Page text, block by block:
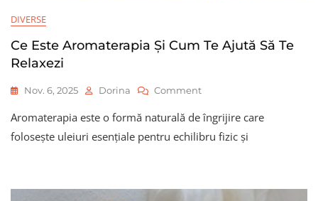
DIVERSE
Ce Este Aromaterapia Și Cum Te Ajută Să Te
Relaxezi
Nov. 6, 2025 Dorina CommentOn
Este
Aromaterapia
Ajută
Aromaterapia este o formă naturală de îngrijire care
folosește uleiuri esențiale pentru echilibru fizic și